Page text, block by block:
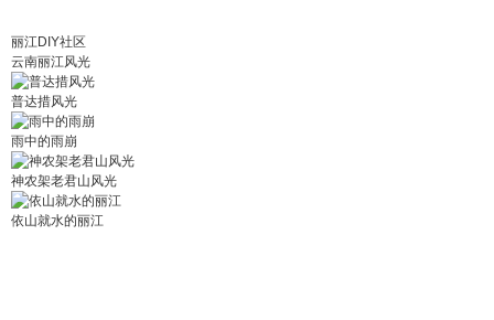
丽江DIY社区
云南丽江风光
普达措风光
雨中的雨崩
神农架老君山风光
依山就水的丽江